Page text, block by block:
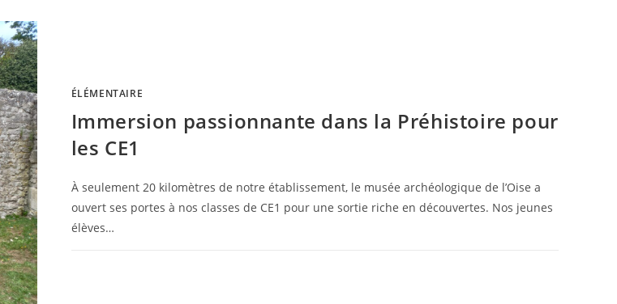
ÉLÉMENTAIRE
Immersion passionnante dans la Préhistoire pour
les CE1
À seulement 20 kilomètres de notre établissement, le musée archéologique de l’Oise a
ouvert ses portes à nos classes de CE1 pour une sortie riche en découvertes. Nos jeunes
élèves…